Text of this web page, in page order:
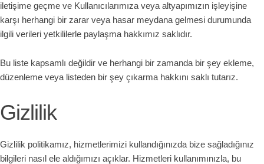
iletişime geçme ve Kullanıcılarımıza veya altyapımızın işleyişine
karşı herhangi bir zarar veya hasar meydana gelmesi durumunda
ilgili verileri yetkililerle paylaşma hakkımız saklıdır.
Bu liste kapsamlı değildir ve herhangi bir zamanda bir şey ekleme,
düzenleme veya listeden bir şey çıkarma hakkını saklı tutarız.
Gizlilik
Gizlilik politikamız, hizmetlerimizi kullandığınızda bize sağladığınız
bilgileri nasıl ele aldığımızı açıklar. Hizmetleri kullanımınızla, bu